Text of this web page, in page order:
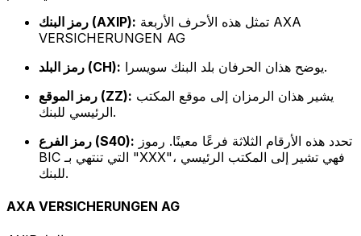
رمز البنك (AXIP):
VERSICHERUNGEN AG
رمز البلد (CH):
يوضح هذان الحرفان بلد البنك سويسرا.
رمز الموقع (ZZ):
الرئيسي للبنك.
رمز الفرع (S40):
BIC التي تنتهي بـ "XXX"، فهي تشير إلى المكتب الرئيسي
للبنك.
AXA VERSICHERUNGEN AG